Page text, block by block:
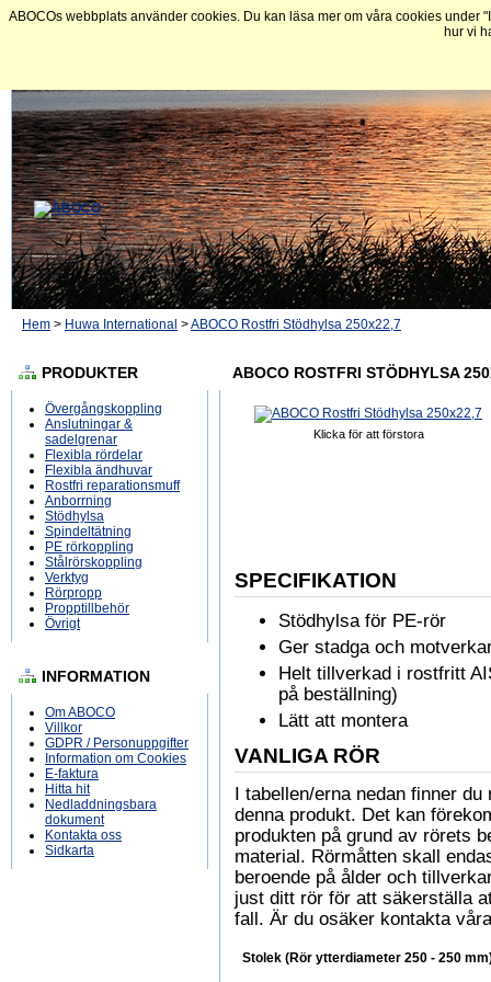
ABOCOs webbplats använder cookies. Du kan läsa mer om våra cookies
hur vi
Hem > Huwa International >ABOCO Rostfri Stödhylsa 250x22,7
PRODUKTER
Övergångskoppling
Anslutningar &
sadelgrenar
Flexibla rördelar
Flexibla ändhuvar
Rostfri reparationsmuff
Anborrning
Stödhylsa
Spindeltätning
PE rörkoppling
Stålrörskoppling
Verktyg
Rörpropp
Propptillbehör
Övrigt
INFORMATION
Om ABOCO
Villkor
GDPR / Personuppgifter
Information om Cookies
E-faktura
Hitta hit
Nedladdningsbara
dokument
Kontakta oss
Sidkarta
ABOCO ROSTFRI STÖDHYLSA
Klicka för att förstora
SPECIFIKATION
Stödhylsa för PE-rör
Ger stadga och
Helt tillverkad i rostfritt
på beställning)
Lätt att montera
VANLIGA RÖR
I tabellen/erna nedan finner
denna produkt. Det kan
produkten på grund av rörets
material. Rörmåtten skall
beroende på ålder och
just ditt rör för att säkerställa
fall. Är du osäker kontakta
Stolek (Rör ytterdiameter 250 - 250